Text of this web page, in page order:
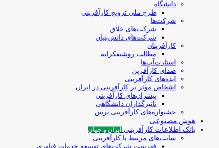
دانشگاه
طرح ملی ترویج کارآفرینی
شرکت‌ها
شرکت‌های خلاق
شرکت‌های دانش‌بنیان
کارآفرینان
مطالب روشنفکرانه
استارت‌آپ‌ها
صدای کارآفرین
ایده‌های کارآفرینی
اشخاص موثر بر کارآفرینی در ایران
پیشران‌های کارآفرینی
تاثیرگذاران دانشگاهی
جشنواره‌های کارآفرینی‌ پرس
هوش مصنوعی
بانک اطلاعات کارآفرینی
ایران و جهان
سایت‌های مرتبط با کارآفرینی
فهرست شرکت‌های‌‌ توسعه‌ خدمات فناوری